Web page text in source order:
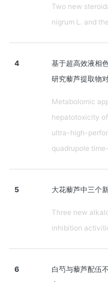
Two new
nigrum L. and
4
基于超高效液相
研究藜芦提取物
Metabolomic
hepatotoxicity
ultra-high-
quadrupole
5 大花藜芦中三个
Three new
inhibition
6
白芍与藜芦配伍